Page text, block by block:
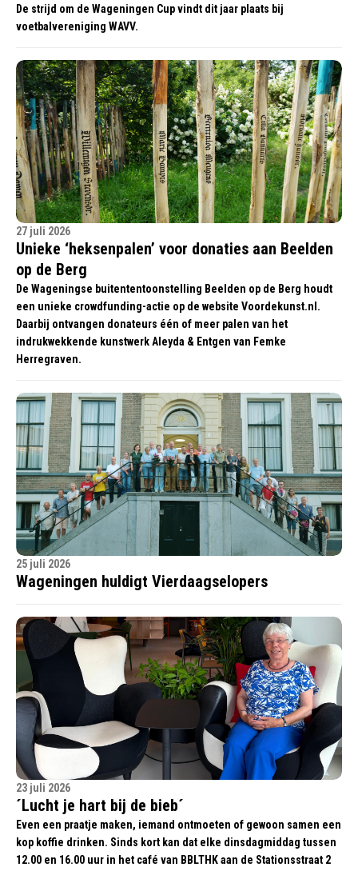
De strijd om de Wageningen Cup vindt dit jaar plaats bij
voetbalvereniging WAVV.
27 juli 2026
Unieke ‘heksenpalen’ voor donaties aan Beelden
op de Berg
De Wageningse buitententoonstelling Beelden op de Berg houdt
een unieke crowdfunding-actie op de website Voordekunst.nl.
Daarbij ontvangen donateurs één of meer palen van het
indrukwekkende kunstwerk Aleyda & Entgen van Femke
Herregraven.
25 juli 2026
Wageningen huldigt Vierdaagselopers
23 juli 2026
´Lucht je hart bij de bieb´
Even een praatje maken, iemand ontmoeten of gewoon samen een
kop koffie drinken. Sinds kort kan dat elke dinsdagmiddag tussen
12.00 en 16.00 uur in het café van BBLTHK aan de Stationsstraat 2